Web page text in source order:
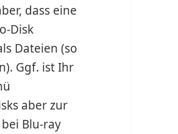
dass eine
Disk
Dateien (so
Ggf. ist Ihr
aber zur
Blu-ray